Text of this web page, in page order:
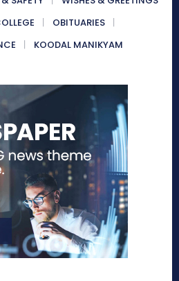
OBITUARIES
KOODAL MANIKYAM